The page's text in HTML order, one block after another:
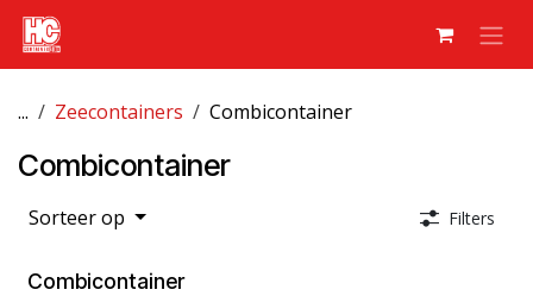
Overslaan naar inhoud
... Zeecontainers Combicontainer
Combicontainer
Sorteer op Filters
Combicontainer